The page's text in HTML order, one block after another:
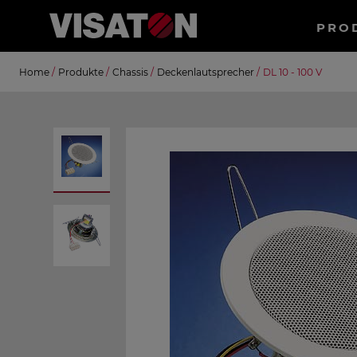
Suche
Home / Produkte / Chassis / Deckenlautsprecher / DL 10 - 100 V